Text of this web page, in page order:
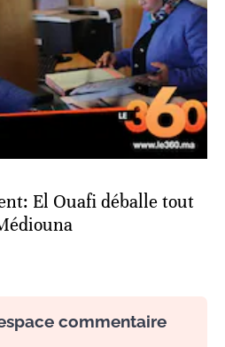
El Ouafi déballe tout
commentaire